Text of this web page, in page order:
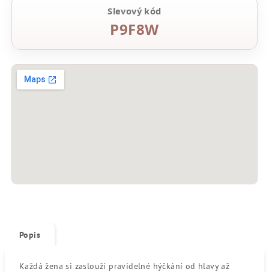
Slevový kód
P9F8W
Popis
Každá žena si zaslouží pravidelné hýčkání od hlavy až